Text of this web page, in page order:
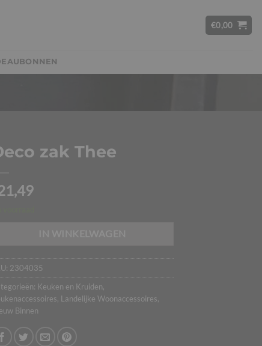
€0,00
zak Thee
2304035
Keuken en Kruiden,
, Landelijke Woonaccessoires,
Binnen